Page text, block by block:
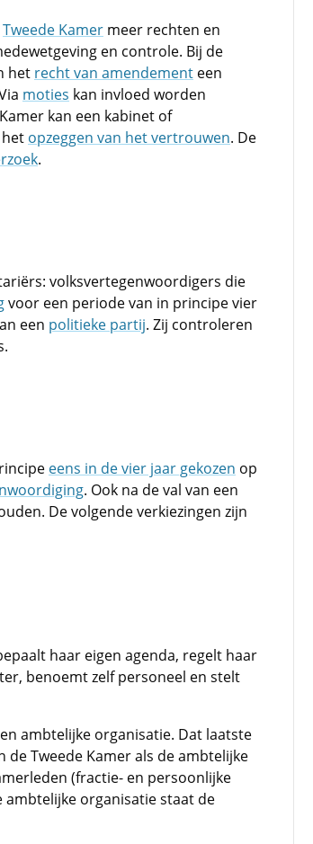
Tweede Kamer meer rechten en
en controle. Bij de
het recht van amendement een
moties kan invloed worden
kan een kabinet of
opzeggen van het vertrouwen. De
.
volksvertegenwoordigers die
voor een periode van in principe vier
een politieke partij. Zij controleren
eens in de vier jaar gekozen op
. Ook na de val van een
De volgende verkiezingen zijn
haar eigen agenda, regelt haar
benoemt zelf personeel en stelt
ambtelijke organisatie. Dat laatste
Tweede Kamer als de ambtelijke
(fractie- en persoonlijke
organisatie staat de